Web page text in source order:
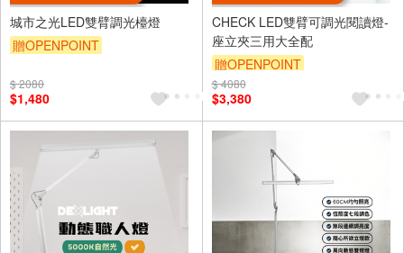
城市之光LED雙臂調光檯燈
贈OPENPOINT
$ 2080
$1,480
CHECK LED雙臂可調光閱讀燈-
座立夾三用大全配
贈OPENPOINT
$ 4080
$3,380